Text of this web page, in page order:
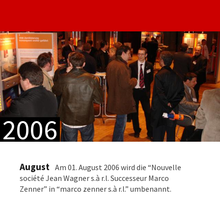
2006
August Am 01. August 2006 wird die “Nouvelle
société Jean Wagner s.à r.l. Successeur Marco
Zenner” in “marco zenner s.à r.l.” umbenannt.